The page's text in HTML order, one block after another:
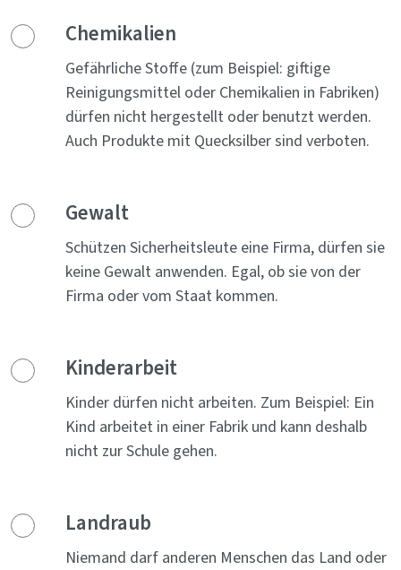
Chemikalien
Gefährliche Stoffe (zum Beispiel: giftige
Reinigungsmittel oder Chemikalien in Fabriken)
dürfen nicht hergestellt oder benutzt werden.
Auch Produkte mit Quecksilber sind verboten.
Gewalt
Schützen Sicherheitsleute eine Firma, dürfen sie
keine Gewalt anwenden. Egal, ob sie von der
Firma oder vom Staat kommen.
Kinderarbeit
Kinder dürfen nicht arbeiten. Zum Beispiel: Ein
Kind arbeitet in einer Fabrik und kann deshalb
nicht zur Schule gehen.
Landraub
Niemand darf anderen Menschen das Land oder